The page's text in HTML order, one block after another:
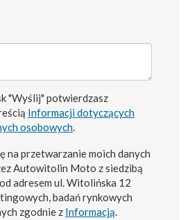
"Wyślij" potwierdzasz
Informacji dotyczących
osobowych.
na przetwarzanie moich danych
Autowitolin Moto z siedzibą
adresem ul. Witolińska 12
badań rynkowych
zgodnie z Informacją.